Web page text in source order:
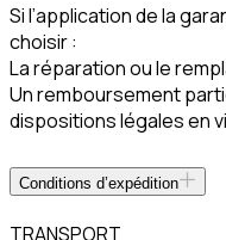
Si l’application de la
choisir :
La réparation ou le
Un remboursement
dispositions légales en
Conditions d’expédition
TRANSPORT